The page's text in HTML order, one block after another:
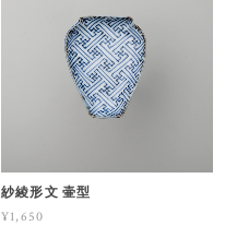
紗綾形文 壷型
¥1,650